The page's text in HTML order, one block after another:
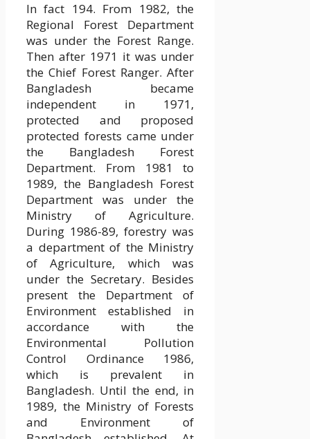
In fact 194. From 1982, the
Regional Forest Department
was under the Forest Range.
Then after 1971 it was under
the Chief Forest Ranger. After
Bangladesh became
independent in 1971,
protected and proposed
protected forests came under
the Bangladesh Forest
Department. From 1981 to
1989, the Bangladesh Forest
Department was under the
Ministry of Agriculture.
During 1986-89, forestry was
a department of the Ministry
of Agriculture, which was
under the Secretary. Besides
present the Department of
Environment established in
accordance with the
Environmental Pollution
Control Ordinance 1986,
which is prevalent in
Bangladesh. Until the end, in
1989, the Ministry of Forests
and Environment of